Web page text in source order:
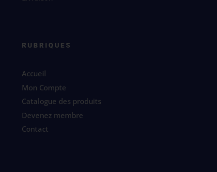
RUBRIQUES
Accueil
Mon Compte
Catalogue des produits
Devenez membre
Contact